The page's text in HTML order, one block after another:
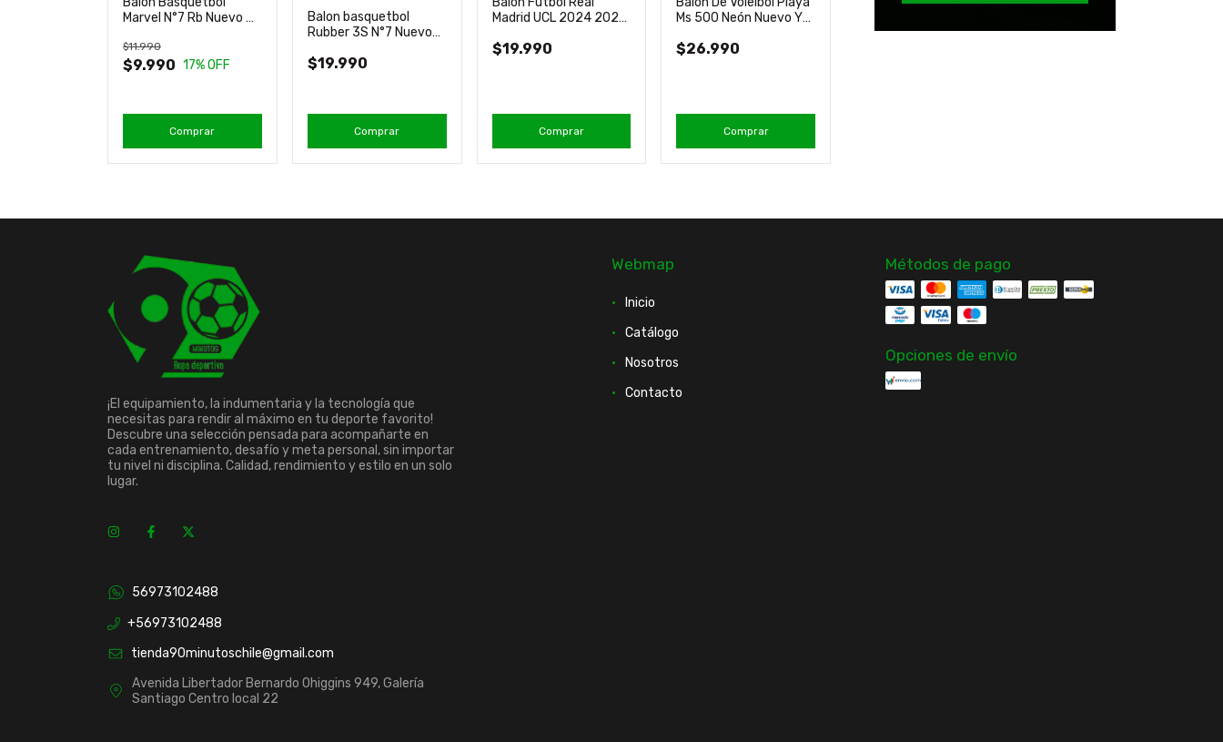
Marvel N°7 Rb Nuevo &
$9.990
$11.990
17% OFF
Comprar
Balon basquetbol
Rubber 3S N°7 Nuevo
$19.990
Comprar
Madrid UCL 2024 2025
$19.990
Comprar
Ms 500 Neón Nuevo Y
$26.990
Comprar
Original Mikasa
Tamaño 4 Amarillo
¡El equipamiento, la indumentaria y la tecnología que
necesitas para rendir al máximo en tu deporte favorito!
Descubre una selección pensada para acompañarte en
cada entrenamiento, desafío y meta personal, sin importar
tu nivel ni disciplina. Calidad, rendimiento y estilo en un solo
lugar.
56973102488
+56973102488
tienda90minutoschile@gmail.com
Avenida Libertador Bernardo Ohiggins 949, Galería
Santiago Centro local 22
Webmap
Inicio
Catálogo
Nosotros
Contacto
Métodos de pago
Opciones de envío